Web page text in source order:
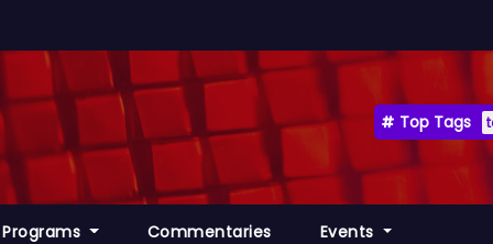
Top Tags
Programs Commentaries Events